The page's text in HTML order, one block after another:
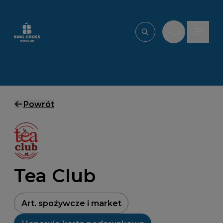
Wpisz, czego
Powrót
Tea Club
Art. spożywcze i market